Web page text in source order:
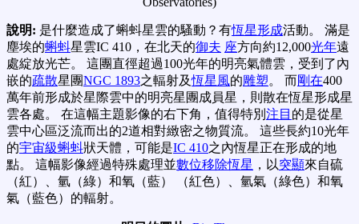
說明: 是什麼造成了蝌蚪星雲的騷動？有恆星形成活動。 滿是
塵埃的蝌蚪星雲IC 410，在北天的御夫 座方向約12,000光年遠
處綻放光芒。 這團直徑超過100光年的明亮氣體雲，受到了內
嵌的疏散星團NGC 1893之輻射及恆星風的雕塑。 而 剛在400
萬年前形成於星際雲中的明亮星團成員星，則散在恆星形成星
雲各處。 在這幅主題影像的右下角，值得特別 注目 的是從星
雲中心區泛流而出的2道相對緻密之物質流。 這些長約10光年
的宇宙級蝌蚪狀天體，可能是IC 410之內恆星正在形成的地
點。 這幅影像經過特殊處理並數位移除恆星 ，以突顯來自硫
（紅）、氫（綠）和氧（藍） （紅色）、氫氣（綠色）和氧
氣（藍色）的輻射。